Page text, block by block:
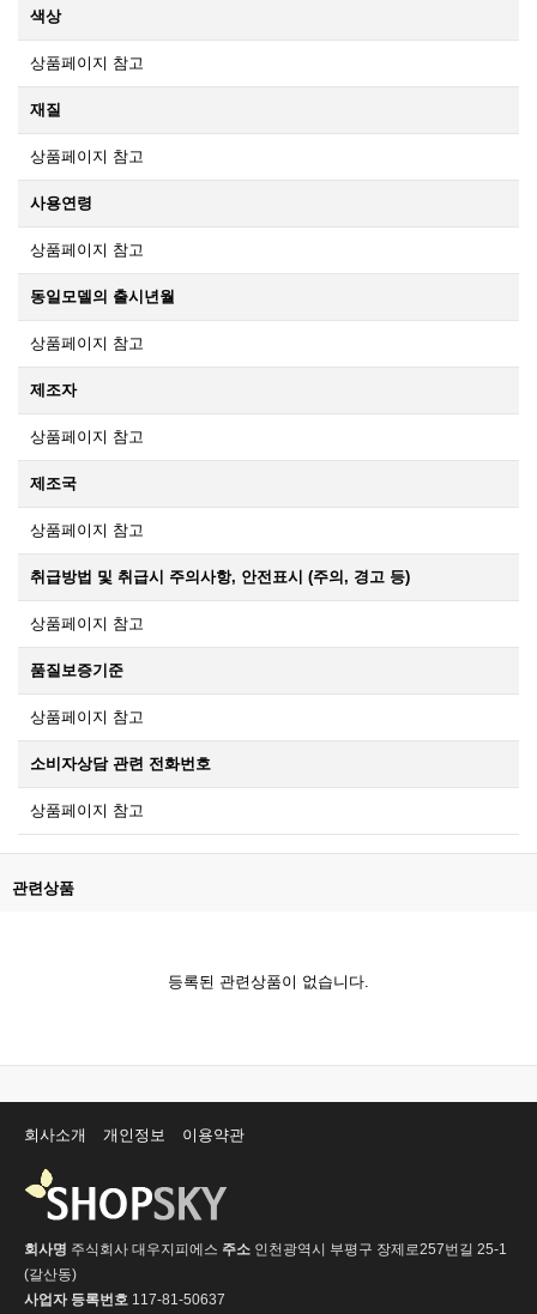
색상
상품페이지 참고
재질
상품페이지 참고
사용연령
상품페이지 참고
동일모델의 출시년월
상품페이지 참고
제조자
상품페이지 참고
제조국
상품페이지 참고
취급방법 및 취급시 주의사항, 안전표시 (주의, 경고 등)
상품페이지 참고
품질보증기준
상품페이지 참고
소비자상담 관련 전화번호
상품페이지 참고
관련상품
등록된 관련상품이 없습니다.
회사소개 개인정보 이용약관
회사명 주식회사 대우지피에스 주소 인천광역시 부평구 장제로257번길 25-1
(갈산동)
사업자 등록번호 117-81-50637